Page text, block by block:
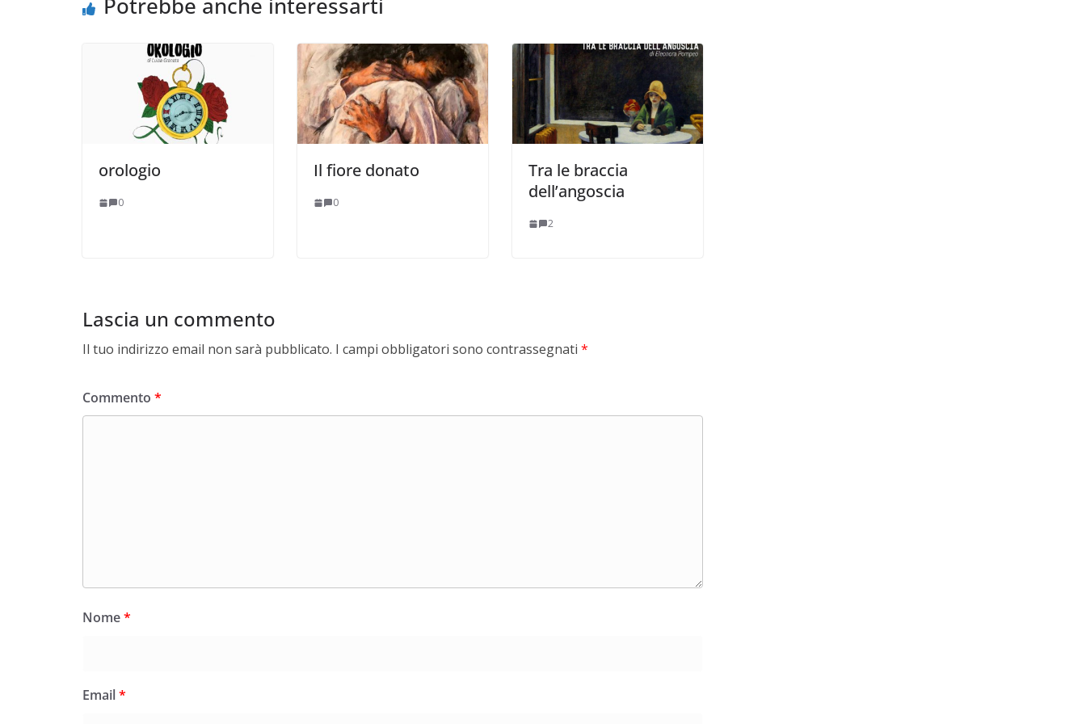
orologio
0
Il fiore donato
0
Tra le braccia
dell’angoscia
2
Lascia un commento
Il tuo indirizzo email non sarà pubblicato. I campi obbligatori sono contrassegnati *
Commento *
Nome*
Email*